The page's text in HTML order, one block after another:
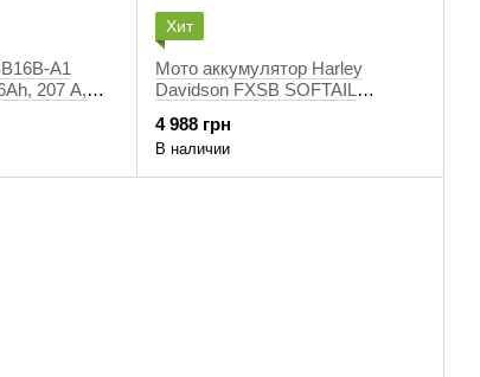
A1
207 А,
Хит
Мото аккумулятор Harley
Davidson FXSB SOFTAIL
6598997E SLA 18Аh, 310 А,
4 988 грн
В наличии